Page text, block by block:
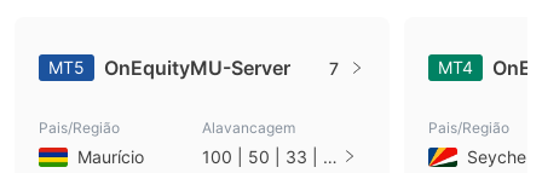
MT5 OnEquityMU-Server 7
Pais/Região
Maurício
Alavancagem
100 | 50 | 33 | 2
MT4
Pais/Região